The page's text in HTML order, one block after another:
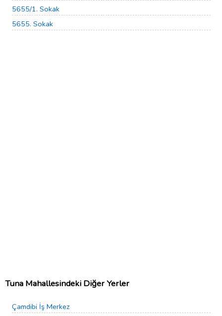
5655/1. Sokak
5655. Sokak
Tuna Mahallesindeki Diğer Yerler
Çamdibi İş Merkez